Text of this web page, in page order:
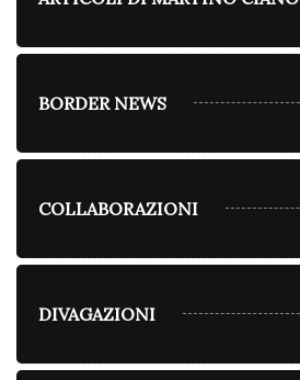
BORDER NEWS
COLLABORAZIONI
DIVAGAZIONI